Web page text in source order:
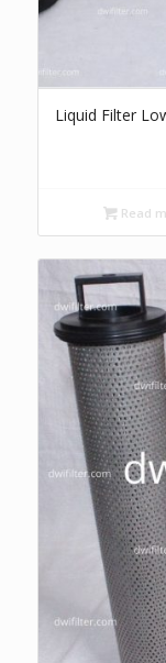
Liquid Filter
Read